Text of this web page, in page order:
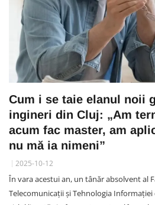
Cum i se taie elanul noii
ingineri din Cluj: „Am
acum fac master, am
nu mă ia nimeni”
2025-10-12
În vara acestui an, un tânăr absolvent al
Telecomunicații și Tehnologia